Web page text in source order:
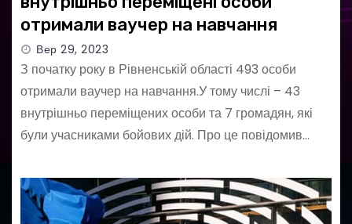
отримали ваучер на навчання
Вер 29, 2023
З початку року в Рівненській області 493 особи
отримали ваучер на навчання.У тому числі – 43
внутрішньо переміщених особи та 7 громадян, які
були учасниками бойових дій. Про це повідомив…